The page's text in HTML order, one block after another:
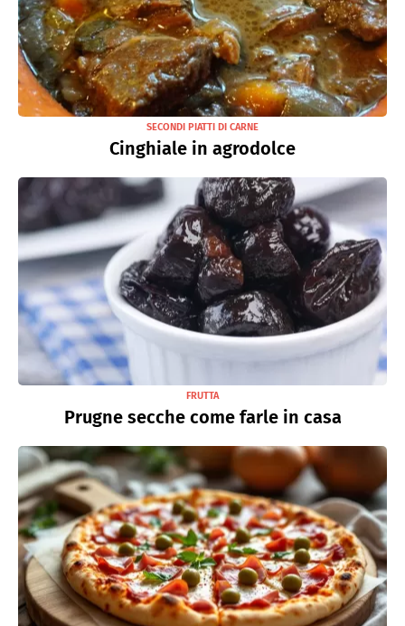
SECONDI PIATTI DI CARNE
Cinghiale in agrodolce
FRUTTA
Prugne secche come farle in casa